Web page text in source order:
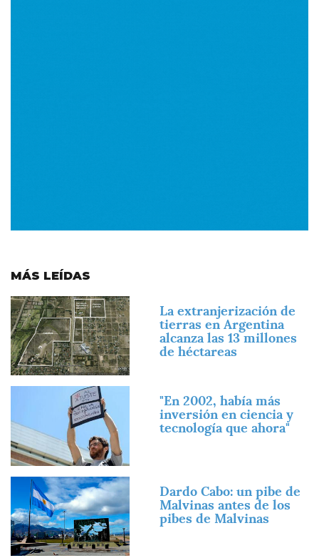
MÁS LEÍDAS
Imagen
La extranjerización de
tierras en Argentina
alcanza las 13 millones
de héctareas
"En 2002, había más
inversión en ciencia y
tecnología que ahora"
Imagen
Dardo Cabo: un pibe de
Malvinas antes de los
pibes de Malvinas